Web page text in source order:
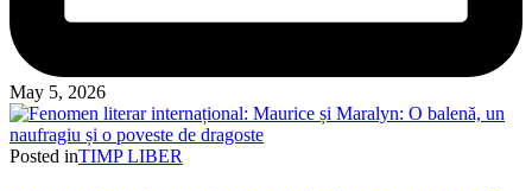
May 5, 2026
Posted inTIMP LIBER